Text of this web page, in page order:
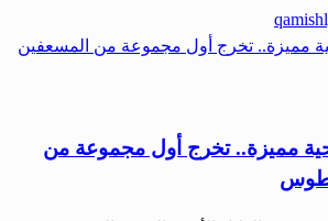
مميزة.. تخرج أول مجموعة من